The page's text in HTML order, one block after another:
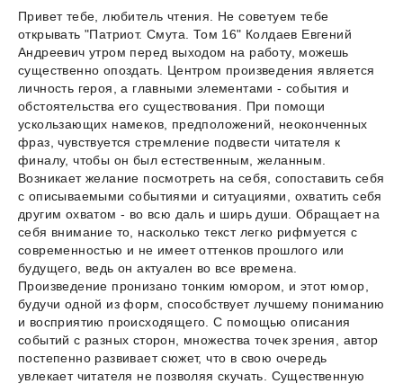
Привет тебе, любитель чтения. Не советуем тебе
открывать "Патриот. Смута. Том 16" Колдаев Евгений
Андреевич утром перед выходом на работу, можешь
существенно опоздать. Центром произведения является
личность героя, а главными элементами - события и
обстоятельства его существования. При помощи
ускользающих намеков, предположений, неоконченных
фраз, чувствуется стремление подвести читателя к
финалу, чтобы он был естественным, желанным.
Возникает желание посмотреть на себя, сопоставить себя
с описываемыми событиями и ситуациями, охватить себя
другим охватом - во всю даль и ширь души. Обращает на
себя внимание то, насколько текст легко рифмуется с
современностью и не имеет оттенков прошлого или
будущего, ведь он актуален во все времена.
Произведение пронизано тонким юмором, и этот юмор,
будучи одной из форм, способствует лучшему пониманию
и восприятию происходящего. С помощью описания
событий с разных сторон, множества точек зрения, автор
постепенно развивает сюжет, что в свою очередь
увлекает читателя не позволяя скучать. Существенную